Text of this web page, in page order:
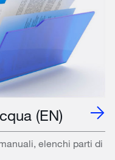
(EN)
elenchi parti di